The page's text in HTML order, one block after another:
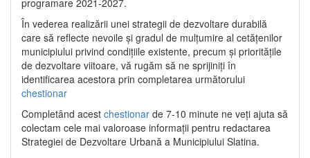
În vederea realizării unei strategii de dezvoltare durabilă
care să reflecte nevoile și gradul de mulțumire al cetățenilor
municipiului privind condițiile existente, precum și prioritățile
de dezvoltare viitoare, vă rugăm să ne sprijiniți în
identificarea acestora prin completarea următorului
chestionar
Completând acest chestionar de 7-10 minute ne veți ajuta să
colectam cele mai valoroase informații pentru redactarea
Strategiei de Dezvoltare Urbană a Municipiului Slatina.